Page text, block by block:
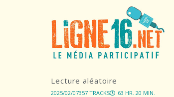
Lecture aléatoire
2025/02/07357 TRACKS 63 HR. 20 MIN.